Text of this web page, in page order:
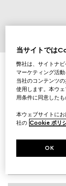
/3
GG ウールジ
￥73,700
（税込）
バリエーション ブ
当サイトでは
弊社は、サイトナ
マーケティング活
当社のコンテンツ
使用します。本ウ
用条件に同意したも
本ウェブサイトに
社の Cookie ポリ
OK